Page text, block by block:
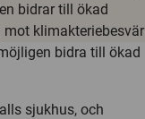
bidrar till ökad
klimakteriebesvär
bidra till ökad
sjukhus, och